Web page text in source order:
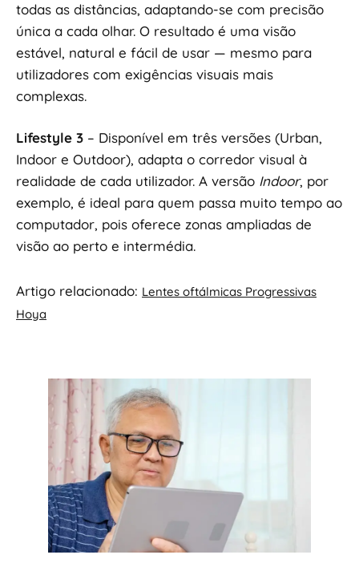
todas as distâncias, adaptando-se com precisão
única a cada olhar. O resultado é uma visão
estável, natural e fácil de usar — mesmo para
utilizadores com exigências visuais mais
complexas.
Lifestyle 3 – Disponível em três versões (Urban,
Indoor e Outdoor), adapta o corredor visual à
realidade de cada utilizador. A versão Indoor, por
exemplo, é ideal para quem passa muito tempo ao
computador, pois oferece zonas ampliadas de
visão ao perto e intermédia.
Artigo relacionado: Lentes oftálmicas Progressivas
Hoya